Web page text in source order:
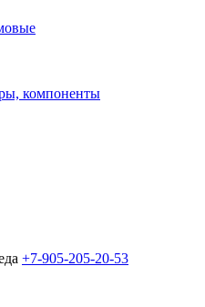
компоненты
+7-905-205-20-53